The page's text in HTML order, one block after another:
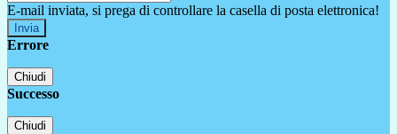
E-mail inviata, si prega di controllare la casella di posta elettronica!
Errore
Chiudi
Successo
Chiudi